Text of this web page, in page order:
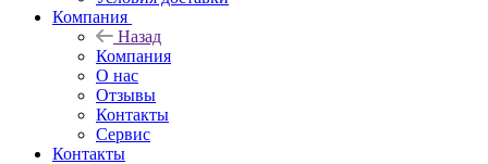
Компания
Назад
Компания
О нас
Отзывы
Контакты
Сервис
Контакты